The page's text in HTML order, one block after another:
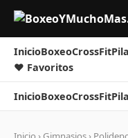
InicioBoxeoCrossFit
❤ Favoritos
InicioBoxeoCrossFit